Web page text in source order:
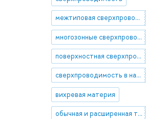
межтиповая сверхпроводимость
многозонные сверхпроводники
поверхностная сверхпроводимость
сверхпроводимость в наноразмерных системах
вихревая материя
обычная и расширенная теории Гинзбурга-Ландау